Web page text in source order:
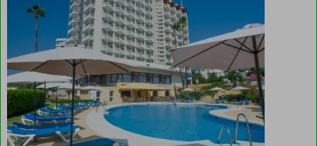
Værelser
med
plads til
5